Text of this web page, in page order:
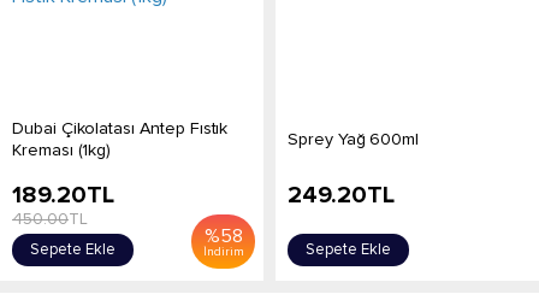
Dubai Çikolatası Antep Fıstık
Kreması (1kg)
%58
İndirim
189.20TL
450.00TL
Sepete Ekle
Sprey Yağ 600ml
249.20TL
Sepete Ekle